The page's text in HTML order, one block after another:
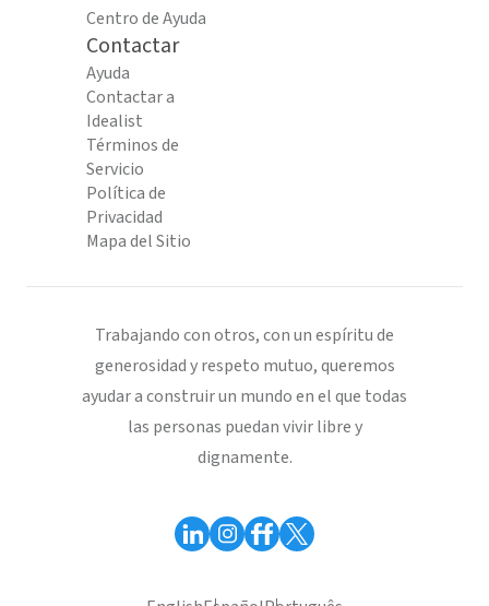
Centro de Ayuda
Contactar
Ayuda
Contactar a
Idealist
Términos de
Servicio
Política de
Privacidad
Mapa del Sitio
Trabajando con otros, con un espíritu de
generosidad y respeto mutuo, queremos
ayudar a construir un mundo en el que todas
las personas puedan vivir libre y
dignamente.